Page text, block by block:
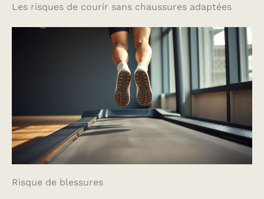
Les risques de courir sans chaussures adaptées
Risque de blessures